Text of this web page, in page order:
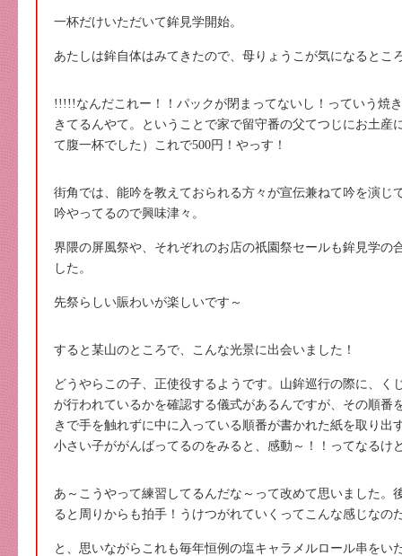
一杯だけいただいて鉾見学開始。
あたしは鉾自体はみてきたので、母りょうこが気になるとこ
!!!!!なんだこれー！！パックが閉まってないし！っていう焼
きてるんやて。ということで家で留守番の父てつじにお土産
て腹一杯でした）これで500円！やっす！
街角では、能吟を教えておられる方々が宣伝兼ねて吟を演じ
吟やってるので興味津々。
界隈の屏風祭や、それぞれのお店の祇園祭セールも鉾見学の
した。
先祭らしい賑わいが楽しいです～
すると某山のところで、こんな光景に出会いました！
どうやらこの子、正使役するようです。山鉾巡行の際に、く
が行われているかを確認する儀式があるんですが、その順番
きで手を触れずに中に入っている順番が書かれた紙を取り出
小さい子ががんばってるのをみると、感動～！！ってなるけ
あ～こうやって練習してるんだな～って改めて思いました。
ると周りからも拍手！うけつがれていくってこんな感じなの
と、思いながらこれも毎年恒例の塩キャラメルロール串をい